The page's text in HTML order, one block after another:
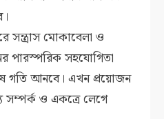
সন্ত্রাস মোকাবেলা ও
পারস্পরিক সহযোগিতা
গতি আনবে। এখন প্রয়োজন
সম্পর্ক ও একত্রে লেগে